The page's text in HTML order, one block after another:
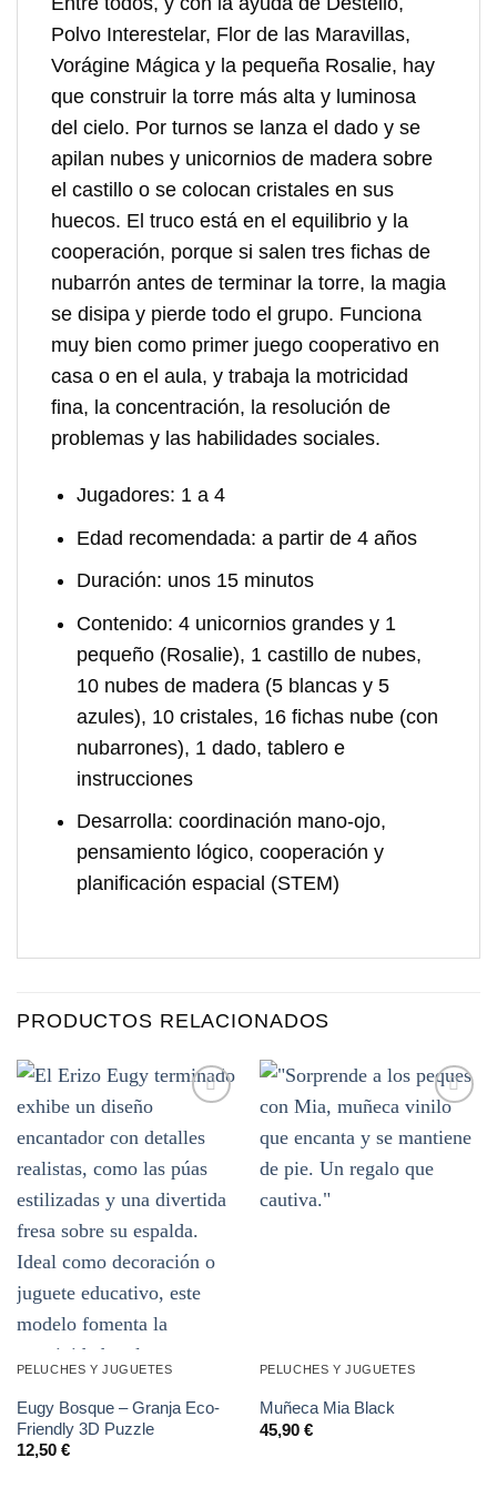
Polvo Interestelar, Flor de las Maravillas,
Vorágine Mágica y la pequeña Rosalie, hay
que construir la torre más alta y luminosa
del cielo. Por turnos se lanza el dado y se
apilan nubes y unicornios de madera sobre
el castillo o se colocan cristales en sus
huecos. El truco está en el equilibrio y la
cooperación, porque si salen tres fichas de
nubarrón antes de terminar la torre, la magia
se disipa y pierde todo el grupo. Funciona
muy bien como primer juego cooperativo en
casa o en el aula, y trabaja la motricidad
fina, la concentración, la resolución de
problemas y las habilidades sociales.
Jugadores: 1 a 4
Edad recomendada: a partir de 4 años
Duración: unos 15 minutos
Contenido: 4 unicornios grandes y 1
pequeño (Rosalie), 1 castillo de nubes,
10 nubes de madera (5 blancas y 5
azules), 10 cristales, 16 fichas nube (con
nubarrones), 1 dado, tablero e
instrucciones
Desarrolla: coordinación mano-ojo,
pensamiento lógico, cooperación y
planificación espacial (STEM)
PRODUCTOS RELACIONADOS
a la
deseos
PELUCHES Y JUGUETES
Eugy Bosque – Granja Eco-
Friendly 3D Puzzle
12,50 €
a la
deseos
PELUCHES Y JUGUETES
Muñeca Mia Black
45,90 €